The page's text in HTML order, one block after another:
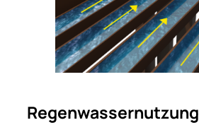
Regenwassernutzung